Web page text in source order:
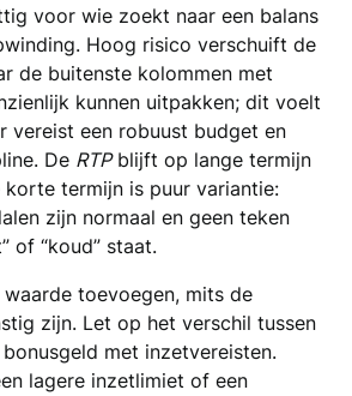
voor wie zoekt naar een balans
Hoog risico verschuift de
de buitenste kolommen met
kunnen uitpakken; dit voelt
vereist een robuust budget en
De RTPblijft op lange termijn
korte termijn is puur variantie:
zijn normaal en geen teken
of “koud” staat.
waarde toevoegen, mits de
zijn. Let op het verschil tussen
met inzetvereisten.
lagere inzetlimiet of een